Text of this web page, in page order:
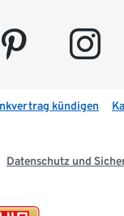
pinterest instagram
kündigen
Datenschutz und